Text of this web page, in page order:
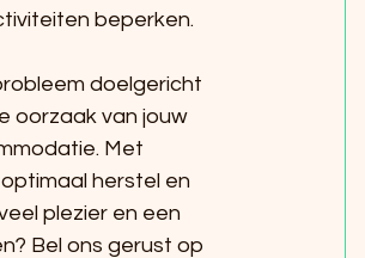
beperken.
doelgericht
oorzaak van jouw
Met
herstel en
plezier en een
Bel ons gerust op